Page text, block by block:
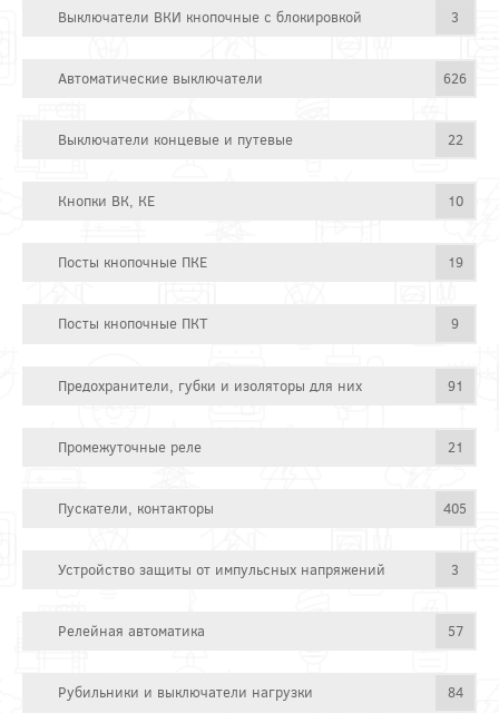
Выключатели ВКИ кнопочные с блокировкой 3
Автоматические выключатели 626
Выключатели концевые и путевые 22
Кнопки ВК, КЕ 10
Посты кнопочные ПКЕ 19
Посты кнопочные ПКТ 9
Предохранители, губки и изоляторы для них 91
Промежуточные реле 21
Пускатели, контакторы 405
Устройство защиты от импульсных напряжений 3
Релейная автоматика 57
Рубильники и выключатели нагрузки 84